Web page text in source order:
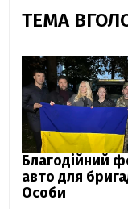
ТЕМА
Благодійний
авто для
Особи